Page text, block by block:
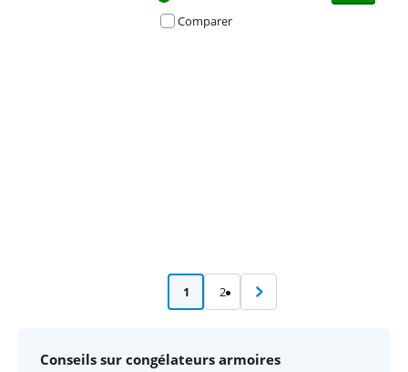
Comparer
1 2
Conseils sur congélateurs armoires